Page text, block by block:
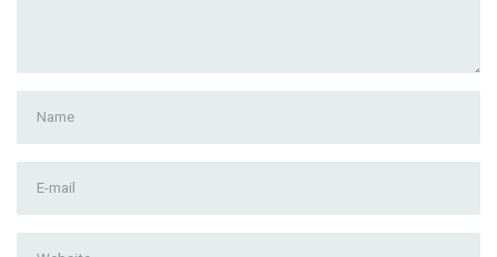
Last
name*
Address*